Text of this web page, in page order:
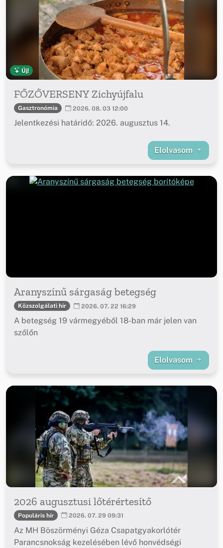
Új!
FŐZŐVERSENY Zichyújfalu
Gasztronómia 2026. 08. 03 12:00
Jelentkezési határidő: 2026. augusztus 14.
Elolvasom
Aranyszínű sárgaság betegség
Közszolgálati hír 2026. 07. 22 16:29
A betegség 19 vármegyéből 18-ban már jelen van
szőlőn
Elolvasom
2026 augusztusi lőtérértesítő
Populáris hír 2026. 07. 29 09:31
Az MH Böszörményi Géza Csapatgyakorlótér
Parancsnokság kezelésében lévő honvédségi